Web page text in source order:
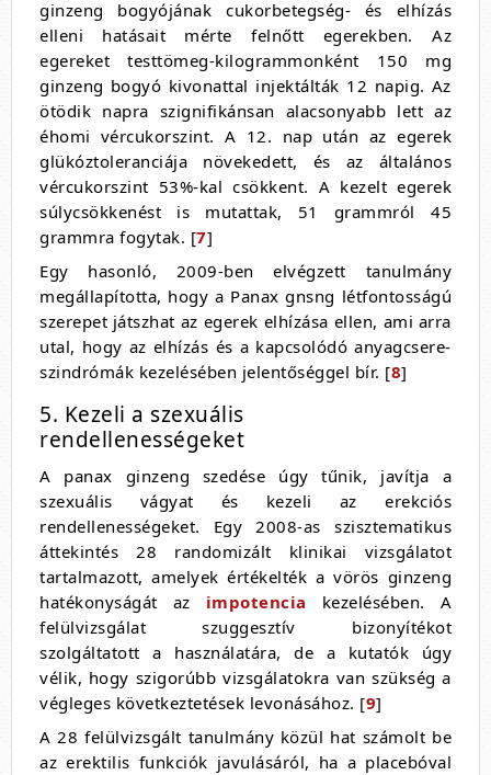
ginzeng bogyójának cukorbetegség- és elhízás
elleni hatásait mérte felnőtt egerekben. Az
egereket testtömeg-kilogrammonként 150 mg
ginzeng bogyó kivonattal injektálták 12 napig. Az
ötödik napra szignifikánsan alacsonyabb lett az
éhomi vércukorszint. A 12. nap után az egerek
glükóztoleranciája növekedett, és az általános
vércukorszint 53%-kal csökkent. A kezelt egerek
súlycsökkenést is mutattak, 51 grammról 45
grammra fogytak. [7]
Egy hasonló, 2009-ben elvégzett tanulmány
megállapította, hogy a Panax gnsng létfontosságú
szerepet játszhat az egerek elhízása ellen, ami arra
utal, hogy az elhízás és a kapcsolódó anyagcsere-
szindrómák kezelésében jelentőséggel bír. [8]
5. Kezeli a szexuális
rendellenességeket
A panax ginzeng szedése úgy tűnik, javítja a
szexuális vágyat és kezeli az erekciós
rendellenességeket. Egy 2008-as szisztematikus
áttekintés 28 randomizált klinikai vizsgálatot
tartalmazott, amelyek értékelték a vörös ginzeng
hatékonyságát az impotencia kezelésében. A
felülvizsgálat szuggesztív bizonyítékot
szolgáltatott a használatára, de a kutatók úgy
vélik, hogy szigorúbb vizsgálatokra van szükség a
végleges következtetések levonásához. [9]
A 28 felülvizsgált tanulmány közül hat számolt be
az erektilis funkciók javulásáról, ha a placebóval